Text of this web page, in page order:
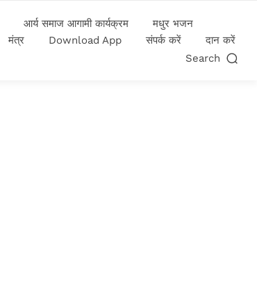
आर्य समाज आगामी कार्यक्रम
मधुर भजन
मंत्र Download App संपर्क करें
दान करें
Search